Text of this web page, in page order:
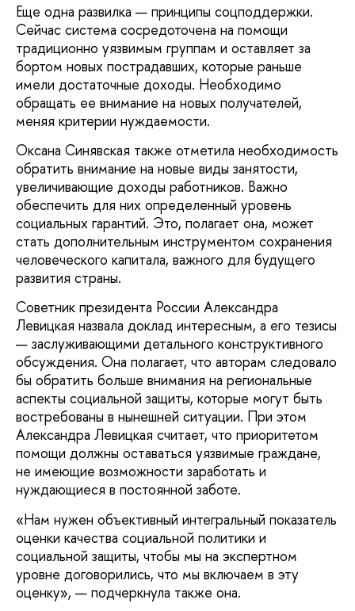
Еще одна развилка — принципы соцподдержки.
Сейчас система сосредоточена на помощи
традиционно уязвимым группам и оставляет за
бортом новых пострадавших, которые раньше
имели достаточные доходы. Необходимо
обращать ее внимание на новых получателей,
меняя критерии нуждаемости.
Оксана Синявская также отметила необходимость
обратить внимание на новые виды занятости,
увеличивающие доходы работников. Важно
обеспечить для них определенный уровень
социальных гарантий. Это, полагает она, может
стать дополнительным инструментом сохранения
человеческого капитала, важного для будущего
развития страны.
Советник президента России Александра
Левицкая назвала доклад интересным, а его тезисы
— заслуживающими детального конструктивного
обсуждения. Она полагает, что авторам следовало
бы обратить больше внимания на региональные
аспекты социальной защиты, которые могут быть
востребованы в нынешней ситуации. При этом
Александра Левицкая считает, что приоритетом
помощи должны оставаться уязвимые граждане,
не имеющие возможности заработать и
нуждающиеся в постоянной заботе.
«Нам нужен объективный интегральный показатель
оценки качества социальной политики и
социальной защиты, чтобы мы на экспертном
уровне договорились, что мы включаем в эту
оценку», — подчеркнула также она.